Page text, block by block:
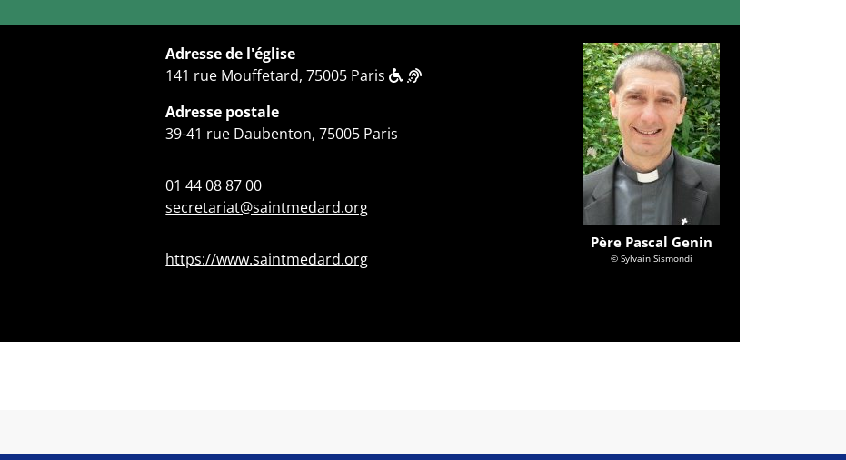
Adresse de l'église
141 rue Mouffetard, 75005 Paris
Adresse postale
39-41 rue Daubenton, 75005 Paris
01 44 08 87 00
secretariat@saintmedard.org
https://www.saintmedard.org
Père Pascal Genin
© Sylvain Sismondi